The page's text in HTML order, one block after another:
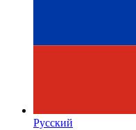
Русский